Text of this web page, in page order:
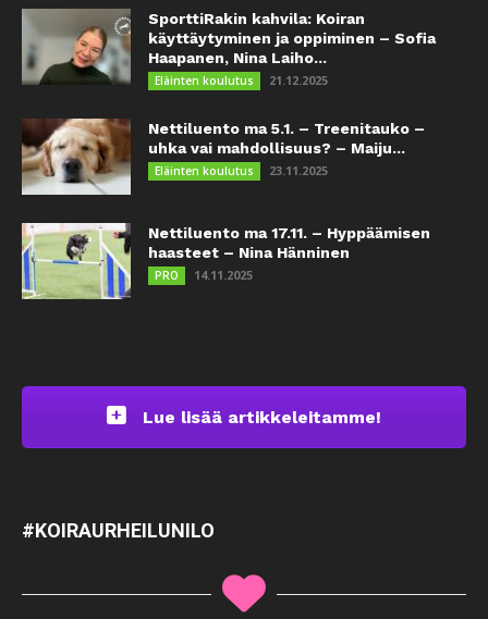
SporttiRakin kahvila: Koiran
käyttäytyminen ja oppiminen – Sofia
Haapanen, Nina Laiho...
Eläinten koulutus 21.12.2025
Nettiluento ma 5.1. – Treenitauko –
uhka vai mahdollisuus? – Maiju...
Eläinten koulutus 23.11.2025
Nettiluento ma 17.11. – Hyppäämisen
haasteet – Nina Hänninen
PRO 14.11.2025
Lue lisää artikkeleitamme!
#KOIRAURHEILUNILO